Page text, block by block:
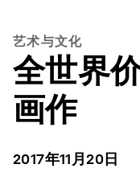
艺术与文化
全世界
画作
2017年11月20日